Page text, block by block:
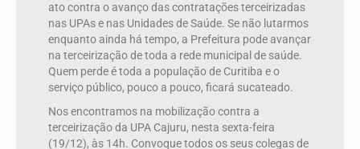
ato contra o avanço das contratações terceirizadas
nas UPAs e nas Unidades de Saúde. Se não lutarmos
enquanto ainda há tempo, a Prefeitura pode avançar
na terceirização de toda a rede municipal de saúde.
Quem perde é toda a população de Curitiba e o
serviço público, pouco a pouco, ficará sucateado.
Nos encontramos na mobilização contra a
terceirização da UPA Cajuru, nesta sexta-feira
(19/12), às 14h. Convoque todos os seus colegas de